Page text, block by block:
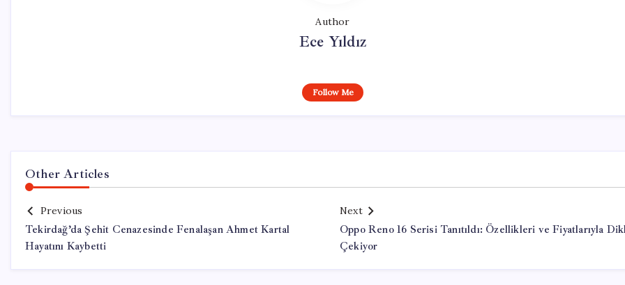
Author
Ece Yıldız
Follow Me
Other Articles
Previous
Tekirdağ’da Şehit Cenazesinde Fenalaşan Ahmet Kartal
Hayatını Kaybetti
Next
Oppo Reno 16 Serisi Tanıtıldı: Özellikleri ve Fiyatlarıyla
Çekiyor